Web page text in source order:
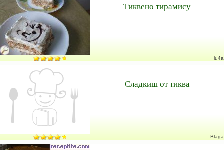
Тиквено тирамису
lu4a
Сладкиш от тиква
Blaga